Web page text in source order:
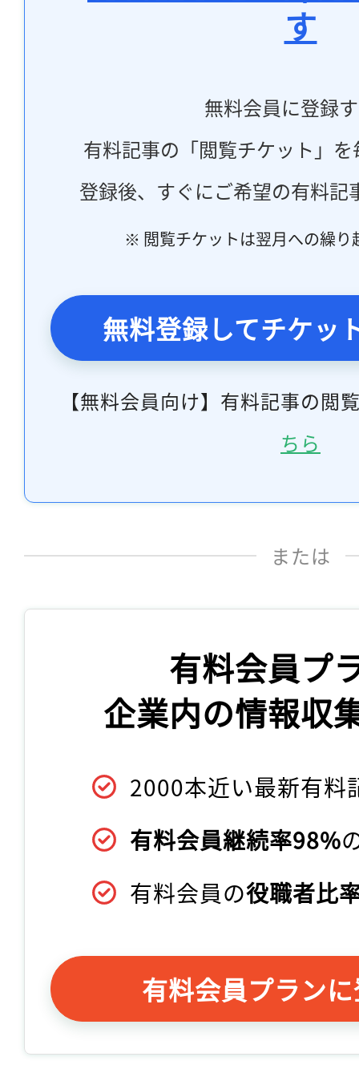
す
無料会員に登録
有料記事の「閲覧チケット」
登録後、すぐにご希望の有料記
※ 閲覧チケットは翌月への繰り
無料登録してチケッ
【無料会員向け】有料記事の閲
ちら
または
有料会員プ
企業内の情報収
2000本近い最新有料
有料会員継続率98%
有料会員の役職者比
有料会員プラン